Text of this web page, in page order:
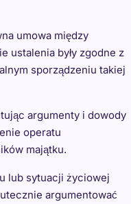
umowa między
ustalenia były zgodne z
sporządzeniu takiej
argumenty i dowody
operatu
majątku.
lub sytuacji życiowej
argumentować